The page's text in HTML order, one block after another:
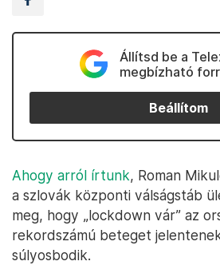
Állítsd be a
megbízható
Beállítom
Ahogy arról írtunk, Roman
a szlovák központi válságstáb
meg, hogy „lockdown vár” az
rekordszámú beteget
súlyosbodik.